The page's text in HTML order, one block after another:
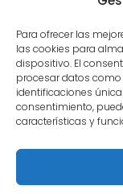
Para ofrecer las
las cookies para
dispositivo. El
procesar datos
identificaciones
consentimiento,
características y
Todos
Funciona con